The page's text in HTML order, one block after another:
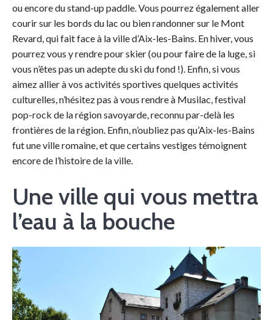
ou encore du stand-up paddle. Vous pourrez également aller
courir sur les bords du lac ou bien randonner sur le Mont
Revard, qui fait face à la ville d’Aix-les-Bains. En hiver, vous
pourrez vous y rendre pour skier (ou pour faire de la luge, si
vous n’êtes pas un adepte du ski du fond !). Enfin, si vous
aimez allier à vos activités sportives quelques activités
culturelles, n’hésitez pas à vous rendre à Musilac, festival
pop-rock de la région savoyarde, reconnu par-delà les
frontières de la région. Enfin, n’oubliez pas qu’Aix-les-Bains
fut une ville romaine, et que certains vestiges témoignent
encore de l’histoire de la ville.
Une ville qui vous mettra
l’eau à la bouche